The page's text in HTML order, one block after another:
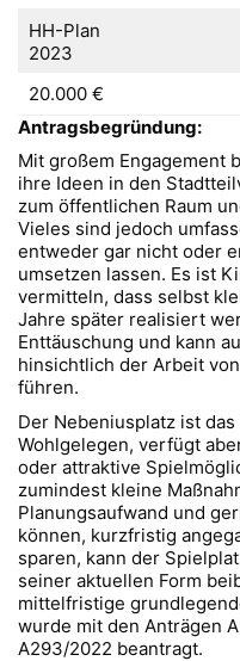
HH-Plan
2023
20.000 €
Antragsbegründung:
Mit großem Engagement
ihre Ideen in den
zum öffentlichen Raum
Vieles sind jedoch
entweder gar nicht oder
umsetzen lassen. Es ist
vermitteln, dass selbst
Jahre später realisiert
Enttäuschung und kann
hinsichtlich der Arbeit
führen.
Der Nebeniusplatz ist
Wohlgelegen, verfügt
oder attraktive
zumindest kleine
Planungsaufwand und
können, kurzfristig
sparen, kann der
seiner aktuellen Form
mittelfristige
wurde mit den Anträgen
A293/2022 beantragt.